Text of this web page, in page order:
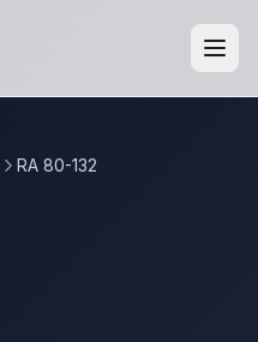
RA 80-132